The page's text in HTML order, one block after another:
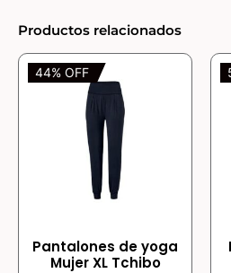
Productos relacionados
44% OFF
Pantalones de yoga
Mujer XL Tchibo